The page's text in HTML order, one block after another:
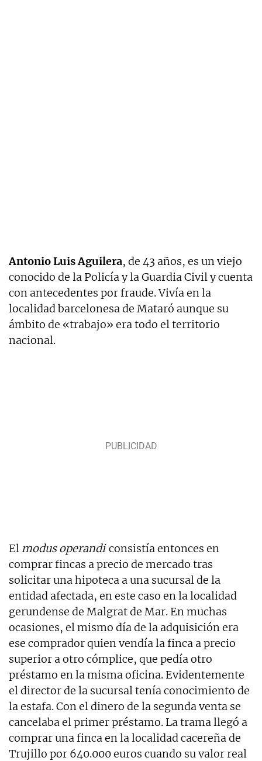
Antonio Luis Aguilera, de 43 años, es un viejo
conocido de la Policía y la Guardia Civil y cuenta
con antecedentes por fraude. Vivía en la
localidad barcelonesa de Mataró aunque su
ámbito de «trabajo» era todo el territorio
nacional.
El modus operandiconsistía entonces en
comprar fincas a precio de mercado tras
solicitar una hipoteca a una sucursal de la
entidad afectada, en este caso en la localidad
gerundense de Malgrat de Mar. En muchas
ocasiones, el mismo día de la adquisición era
ese comprador quien vendía la finca a precio
superior a otro cómplice, que pedía otro
préstamo en la misma oficina. Evidentemente
el director de la sucursal tenía conocimiento de
la estafa. Con el dinero de la segunda venta se
cancelaba el primer préstamo. La trama llegó a
comprar una finca en la localidad cacereña de
Trujillo por 640.000 euros cuando su valor real